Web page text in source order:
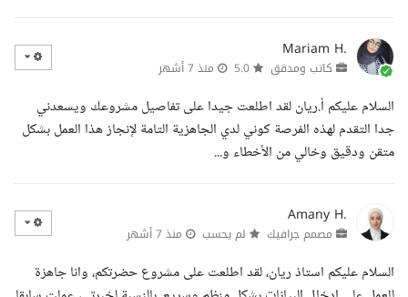
Mariam H.
كاتب ومدقق منذ 7 أشهر
السلام عليكم أ.ريان لقد اطلعت جيدا على تفاصيل مشروعك ويسعدني
جدا التقدم لهذه الفرصة كوني لدي الجاهزية التامة لإنجاز هذا العمل بشكل
متقن ودقيق وخالي من الأخطاء و...
Amany H.
مصمم جرافيك لم يحسب منذ 7 أشهر
السلام عليكم استاذ ريان، لقد اطلعت على مشروع حضرتكم، وانا جاهزة